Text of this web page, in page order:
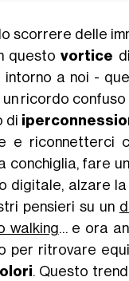
scorrere delle
questovortice
a noi -
ricordo
di
e riconnetterci
fare
digitale, alzare
pensieri su un
walking… e ora
per ritrovare
. Questo